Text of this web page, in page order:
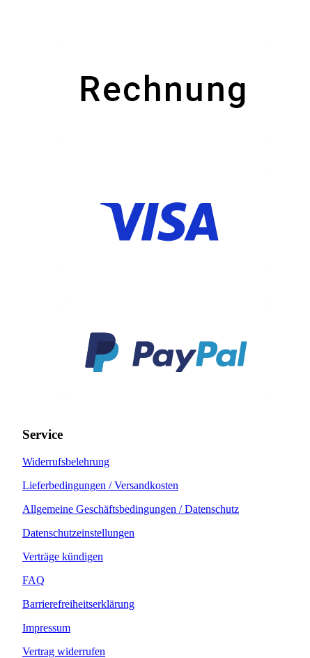
Service
Widerrufsbelehrung
Lieferbedingungen / Versandkosten
Allgemeine Geschäftsbedingungen / Datenschutz
Datenschutzeinstellungen
Verträge kündigen
FAQ
Barrierefreiheitserklärung
Impressum
Vertrag widerrufen